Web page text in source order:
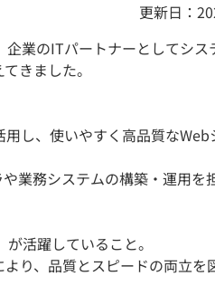
更新日：
業のITパートナーとしてシス
きました。
し、使いやすく高品質なWeb
業務システムの構築・運用を
活躍していること。
り、品質とスピードの両立を